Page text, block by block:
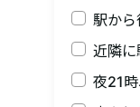
駅か
近隣に
夜21